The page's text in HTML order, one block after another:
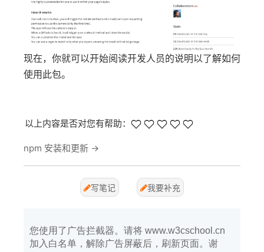
现在，你就可以开始阅读开发人员的说明以了解如何
使用此包。
以上内容是否对您有帮助：
npm 安装和更新 →
写笔记 我要补充
您使用了广告拦截器。请将 www.w3cschool.cn
加入白名单，解除广告屏蔽后，刷新页面。谢